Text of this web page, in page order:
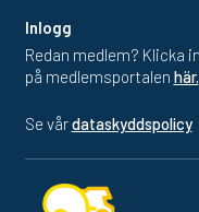
Inlogg
Redan medlem? Klicka in
på medlemsportalen här.
Se vårdataskyddspolicy